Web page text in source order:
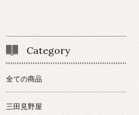
Category
全ての商品
三田見野屋